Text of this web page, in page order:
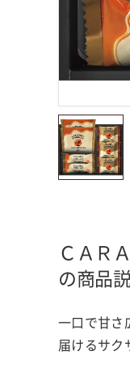
ＣＡＲ
の商品
一口で甘さ
届けるサク